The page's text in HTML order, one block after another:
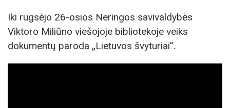
Iki rugsėjo 26-osios Neringos savivaldybės
Viktoro Miliūno viešojoje bibliotekoje veiks
dokumentų paroda „Lietuvos švyturiai”.